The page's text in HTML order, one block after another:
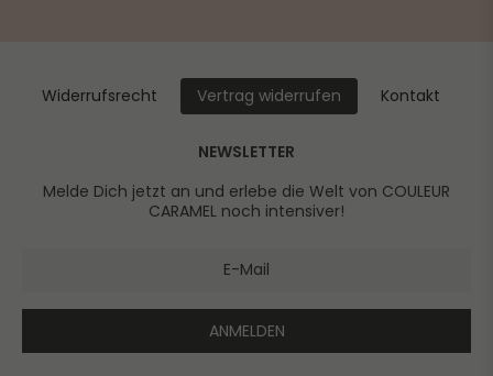
Widerrufs­recht Vertrag widerrufen Kontakt
NEWSLETTER
Melde Dich jetzt an und erlebe die Welt von COULEUR
CARAMEL noch intensiver!
ANMELDEN